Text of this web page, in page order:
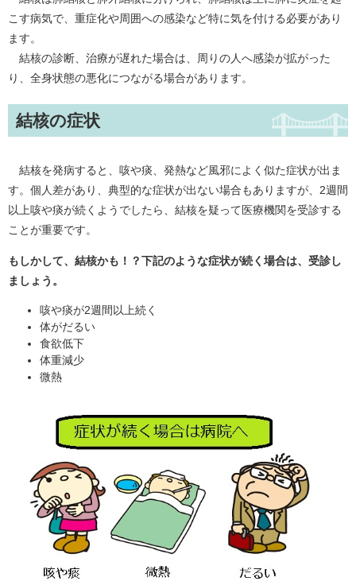
こす病気で、重症化や周囲への感染など特に気を付ける必要があり
ます。
結核の診断、治療が遅れた場合は、周りの人へ感染が拡がった
り、全身状態の悪化につながる場合があります。
結核の症状
結核を発病すると、咳や痰、発熱など風邪によく似た症状が出ま
す。個人差があり、典型的な症状が出ない場合もありますが、2週間
以上咳や痰が続くようでしたら、結核を疑って医療機関を受診する
ことが重要です。
もしかして、結核かも！？下記のような症状が続く場合は、受診し
ましょう。
咳や痰が2週間以上続く
体がだるい
食欲低下
体重減少
微熱